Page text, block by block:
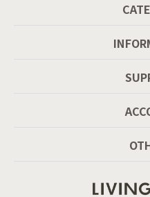
40W相当の電球なのでダ
スス